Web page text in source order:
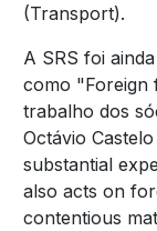
(Transport).
A SRS foi
como "Foreign
trabalho dos
Octávio
substantial
also acts on
contentious